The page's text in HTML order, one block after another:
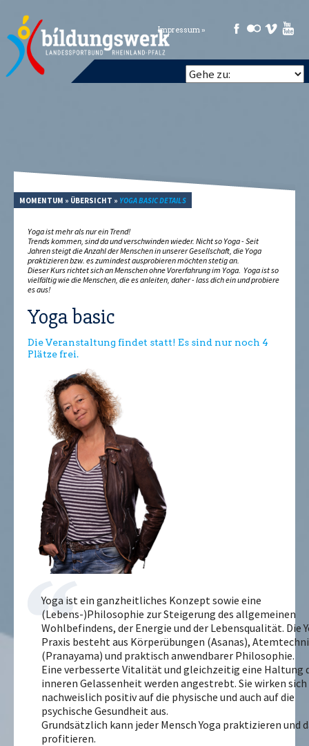
Impressum »
MOMENTUM » ÜBERSICHT » YOGA BASIC DETAILS
Yoga ist mehr als nur ein Trend!
Trends kommen, sind da und verschwinden wieder. Nicht so Yoga - Seit
Jahren steigt die Anzahl der Menschen in unserer Gesellschaft, die Yoga
praktizieren bzw. es zumindest ausprobieren möchten stetig an.
Dieser Kurs richtet sich an Menschen ohne Vorerfahrung im Yoga. Yoga ist so
vielfältig wie die Menschen, die es anleiten, daher - lass dich ein und probiere
es aus!
Yoga basic
Die Veranstaltung findet statt! Es sind nur noch 4
Plätze frei.
Yoga ist ein ganzheitliches Konzept sowie eine
(Lebens-)Philosophie zur Steigerung des allgemeinen
Wohlbefindens, der Energie und der Lebensqualität. Die
Praxis besteht aus Körperübungen (Asanas),
(Pranayama) und praktisch anwendbarer Philosophie.
Eine verbesserte Vitalität und gleichzeitig eine Haltung
inneren Gelassenheit werden angestrebt. Sie wirken sich
nachweislich positiv auf die physische und auch auf die
psychische Gesundheit aus.
Grundsätzlich kann jeder Mensch Yoga praktizieren und
profitieren.